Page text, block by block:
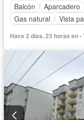
Balcón
Aparcadero
Gas natural
Vista
Permite niños
Hace 2 días, 23 horas en